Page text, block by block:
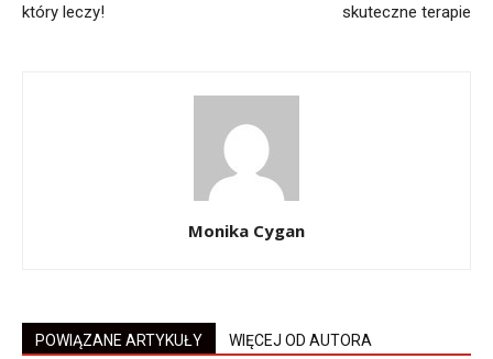
który leczy!
skuteczne terapie
Monika Cygan
POWIĄZANE ARTYKUŁY WIĘCEJ OD AUTORA